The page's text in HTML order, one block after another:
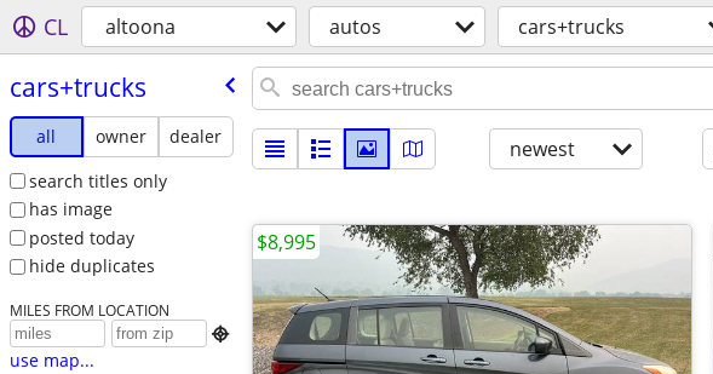
CL altoona autos cars+trucks
cars+trucks
all owner
dealer
search titles only
has image
posted today
hide duplicates
MILES FROM LOCATION

use map...
newest
$8,995